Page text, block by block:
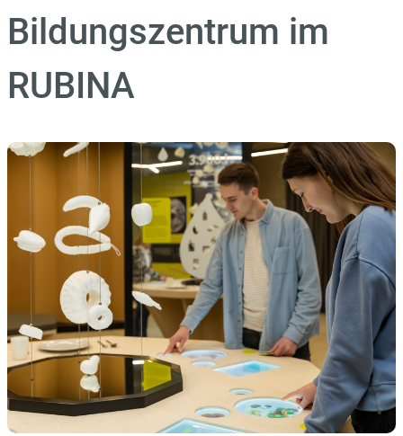
Bildungszentrum im
RUBINA